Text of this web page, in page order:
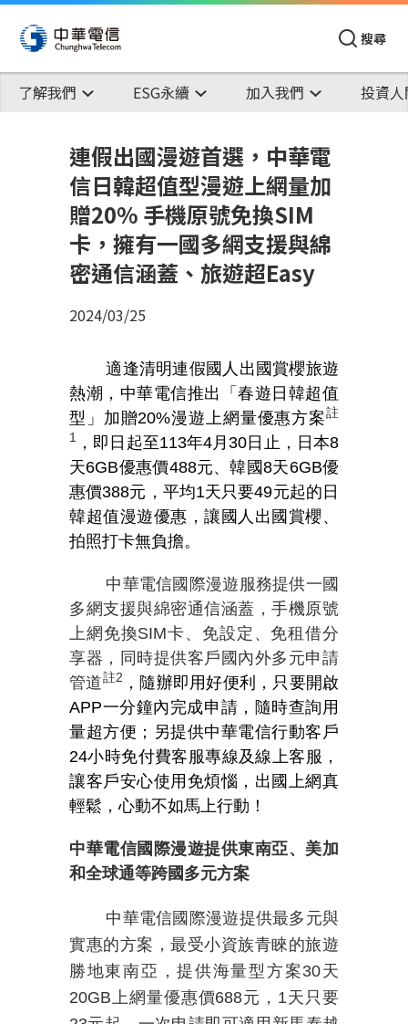
搜尋
了解我們 ESG永續 加入我們 投資
連假出國漫遊首選，中華電
信日韓超值型漫遊上網量加
贈20% 手機原號免換SIM
卡，擁有一國多網支援與綿
密通信涵蓋、旅遊超Easy
2024/03/25
適逢清明連假國人出國賞櫻旅遊
熱潮，中華電信推出「春遊日韓超值
型」加贈20%漫遊上網量優惠方案註
1 ，即日起至113年4月30日止，日本8
天6GB優惠價488元、韓國8天6GB優
惠價388元，平均1天只要49元起的日
韓超值漫遊優惠，讓國人出國賞櫻、
拍照打卡無負擔。
中華電信國際漫遊服務提供一國
多網支援與綿密通信涵蓋，手機原號
上網免換SIM卡、免設定、免租借分
享器，同時提供客戶國內外多元申請
管道註2 ，隨辦即用好便利，只要開啟
APP一分鐘內完成申請，隨時查詢用
量超方便；另提供中華電信行動客戶
24小時免付費客服專線及線上客服，
讓客戶安心使用免煩惱，出國上網真
輕鬆，心動不如馬上行動！
中華電信國際漫遊提供東南亞、美加
和全球通等跨國多元方案
中華電信國際漫遊提供最多元與
實惠的方案，最受小資族青睞的旅遊
勝地東南亞，提供海量型方案30天
20GB上網量優惠價688元， 1天只要